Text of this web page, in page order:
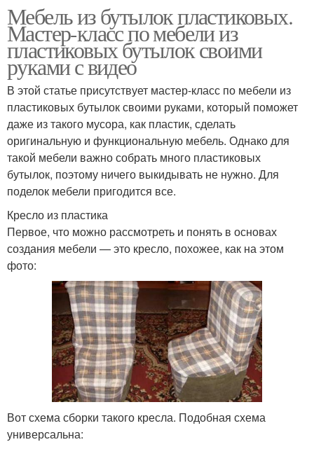
Мебель из бутылок пластиковых.
Мастер-класс по мебели из
пластиковых бутылок своими
руками с видео
В этой статье присутствует мастер-класс по мебели из
пластиковых бутылок своими руками, который поможет
даже из такого мусора, как пластик, сделать
оригинальную и функциональную мебель. Однако для
такой мебели важно собрать много пластиковых
бутылок, поэтому ничего выкидывать не нужно. Для
поделок мебели пригодится все.
Кресло из пластика
Первое, что можно рассмотреть и понять в основах
создания мебели — это кресло, похожее, как на этом
фото:
Вот схема сборки такого кресла. Подобная схема
универсальна: